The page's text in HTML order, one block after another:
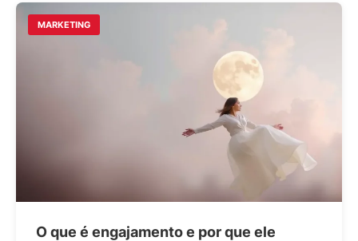
MARKETING
O que é engajamento e por que ele